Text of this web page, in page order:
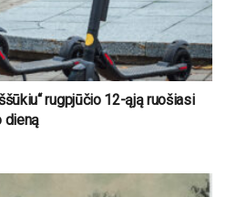
rugpjūčio 12-ąją ruošiasi
dieną